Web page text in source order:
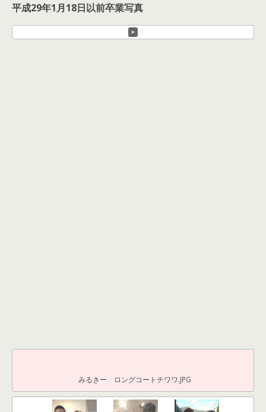
平成29年1月18日以前卒業写真
みるきー ロングコートチワワ.JPG